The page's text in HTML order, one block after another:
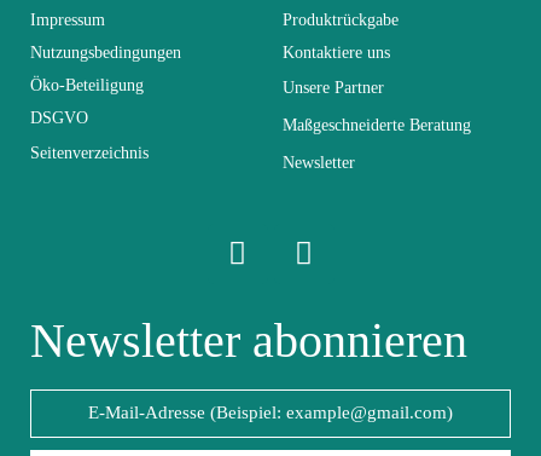
Lieferzeiten (Anz.
Tage)
30
Abmessungen der
Stühle
50x82x51
Stapelbar Nicht stapelbar
Leicht zu pflegen
Impressum
Nutzungsbedingungen
Öko-Beteiligung
DSGVO
Seitenverzeichnis
Produktrückgabe
Kontaktiere uns
Unsere Partner
Maßgeschneiderte Beratung
Newsletter
Newsletter abonnieren